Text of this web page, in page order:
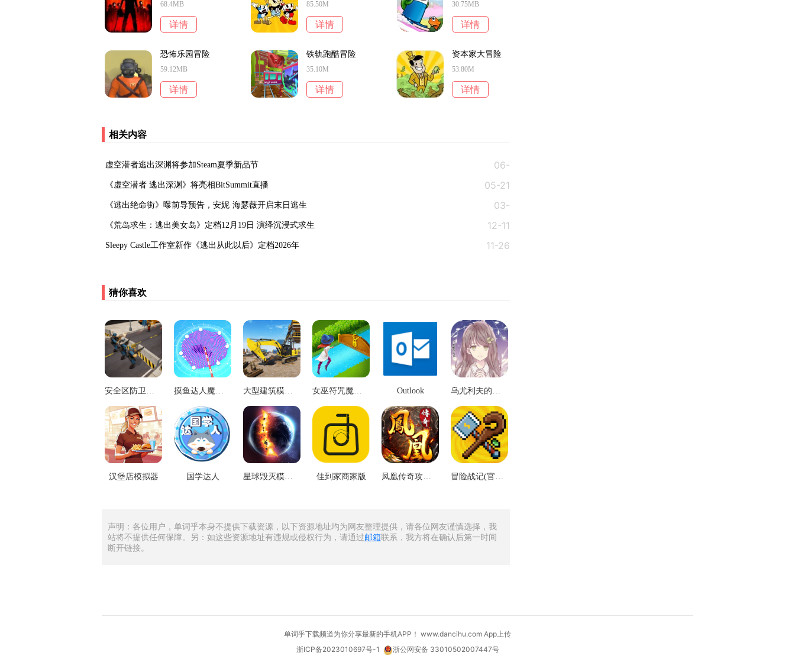
68.4MB
详情
85.50M
详情
30.75MB
详情
恐怖乐园冒险
59.12MB
详情
铁轨跑酷冒险
35.10M
详情
资本家大冒险
53.80M
详情
相关内容
虚空潜者逃出深渊将参加Steam夏季新品节
06-
10
《虚空潜者 逃出深渊》将亮相BitSummit直播 05-21
‌《逃出绝命街》曝前导预告，安妮·海瑟薇开启末日逃生
03-
30
《荒岛求生：逃出美女岛》定档12月19日 演绎沉浸式求生 12-11
Sleepy Castle工作室新作《逃出从此以后》定档2026年 11-26
猜你喜欢
安全区防卫队游戏 摸鱼达人魔性撒网 大型建筑模拟器 女巫符咒魔法神秘匹配3 Outlook 乌尤利夫的处方笺
汉堡店模拟器 国学达人 星球毁灭模拟器经营 佳到家商家版 凤凰传奇攻速魂环版 冒险战记(官网版)
声明：各位用户，单词乎本身不提供下载资源，以下资源地址均为网友整理提供，请各位网友谨慎选择，我
站将不提供任何保障。另：如这些资源地址有违规或侵权行为，请通过邮箱联系，我方将在确认后第一时间
断开链接。
单词乎下载频道为你分享最新的手机APP！ www.dancihu.com App上传
浙ICP备2023010697号-1
浙公网安备 33010502007447号